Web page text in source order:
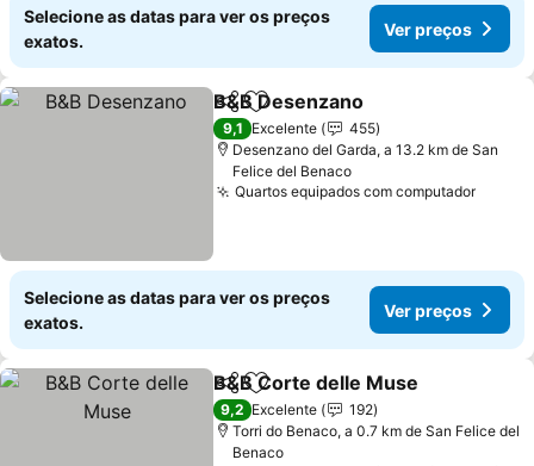
Selecione as datas para ver os preços
exatos.
Ver preços
PartilharAdicionar aos favoritos
B&B Desenzano
9,1 Excelente
455
Desenzano del Garda, a 13.2 km de San
Felice del Benaco
Quartos equipados com computador
Selecione as datas para ver os preços
exatos.
Ver preços
PartilharAdicionar aos favoritos
B&B Corte delle Muse
9,2 Excelente
192
Torri do Benaco, a 0.7 km de San Felice del
Benaco